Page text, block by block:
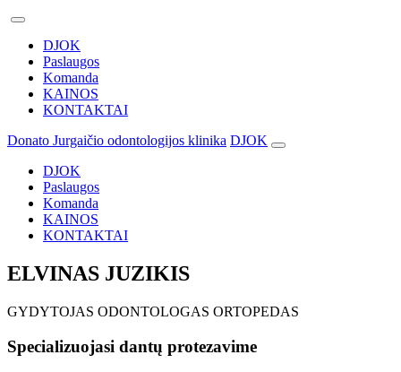
DJOK
Paslaugos
Komanda
KAINOS
KONTAKTAI
Donato Jurgaičio odontologijos klinika DJOK
DJOK
Paslaugos
Komanda
KAINOS
KONTAKTAI
ELVINAS JUZIKIS
GYDYTOJAS ODONTOLOGAS ORTOPEDAS
Specializuojasi dantų protezavime